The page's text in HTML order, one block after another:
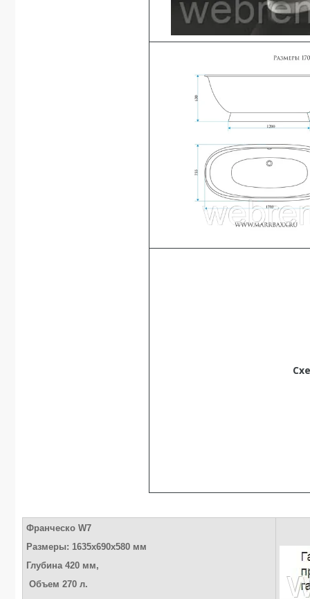
Франческо W7
Размеры: 1635x690x580 мм
Глубина 420 мм,
Объем 270 л.